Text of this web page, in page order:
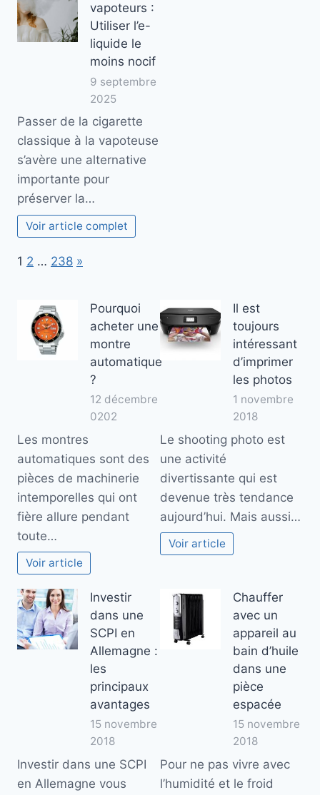
vapoteurs :
Utiliser l’e-
liquide le
moins nocif
9 septembre
2025
Passer de la cigarette
classique à la vapoteuse
s’avère une alternative
importante pour
préserver la…
Voir article complet
Page:
1 2 … 238 Next
»
Pourquoi
acheter une
montre
automatique
?
12 décembre
0202
Les montres
automatiques sont des
pièces de machinerie
intemporelles qui ont
fière allure pendant
toute…
Voir article
Il est
toujours
intéressant
d’imprimer
les photos
1 novembre
2018
Le shooting photo est
une activité
divertissante qui est
devenue très tendance
aujourd’hui. Mais aussi…
Voir article
Investir
dans une
SCPI en
Allemagne :
les
principaux
avantages
15 novembre
2018
Investir dans une SCPI
en Allemagne vous
Chauffer
avec un
appareil au
bain d’huile
dans une
pièce
espacée
15 novembre
2018
Pour ne pas vivre avec
l’humidité et le froid